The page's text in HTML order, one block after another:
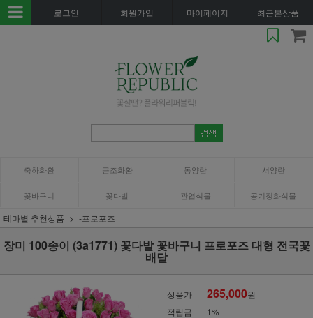
로그인 회원가입 마이페이지 최근본상품
축하화환 근조화환 동양란 서양란
꽃바구니 꽃다발 관엽식물 공기정화식물
테마별 추천상품 -프로포즈
장미 100송이 (3a1771) 꽃다발 꽃바구니 프로포즈 대형 전국꽃
배달
상품가 265,000원
적립금
1%